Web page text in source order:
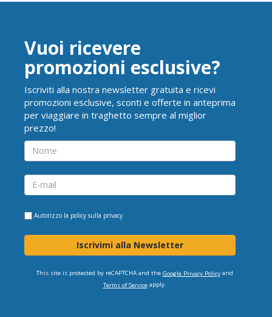
Vuoi ricevere
promozioni esclusive?
Iscriviti alla nostra newsletter gratuita e ricevi
promozioni esclusive, sconti e offerte in anteprima
per viaggiare in traghetto sempre al miglior
prezzo!
Autorizzo la policy sulla privacy
Iscrivimi alla Newsletter
This site is protected by reCAPTCHA and the Google Privacy Policyand
Terms of Serviceapply.